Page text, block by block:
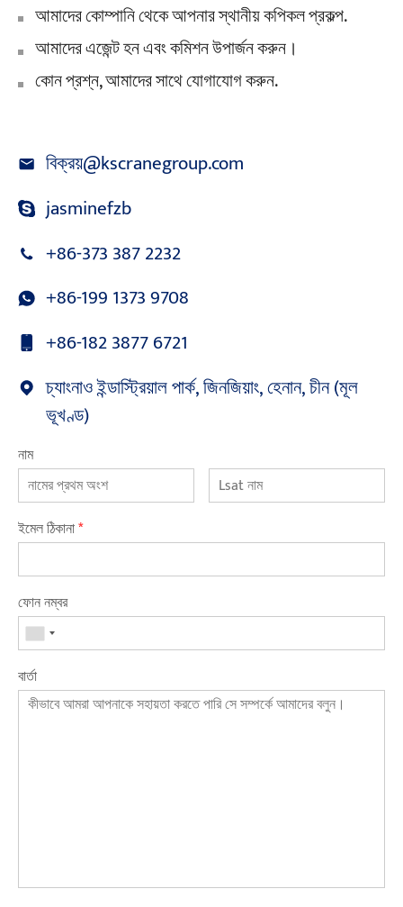
আমাদের কোম্পানি থেকে আপনার স্থানীয় কপিকল প্রকল্প.
আমাদের এজেন্ট হন এবং কমিশন উপার্জন করুন।
কোন প্রশ্ন, আমাদের সাথে যোগাযোগ করুন.
বিক্রয়@kscranegroup.com
jasminefzb
+86-373 387 2232
+86-199 1373 9708
+86-182 3877 6721
চ্যাংনাও ইন্ডাস্ট্রিয়াল পার্ক, জিনজিয়াং, হেনান, চীন (মূল
ভূখণ্ড)
নাম
ইমেল ঠিকানা*
ফোন নম্বর
বার্তা